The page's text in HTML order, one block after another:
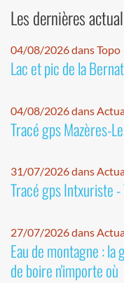
Les dernières
04/08/2026 dans Topo
Lac et pic de la
04/08/2026 dans
Tracé gps Mazères-
31/07/2026 dans
Tracé gps Intxuriste -
27/07/2026 dans
Eau de montagne :
de boire n'importe où